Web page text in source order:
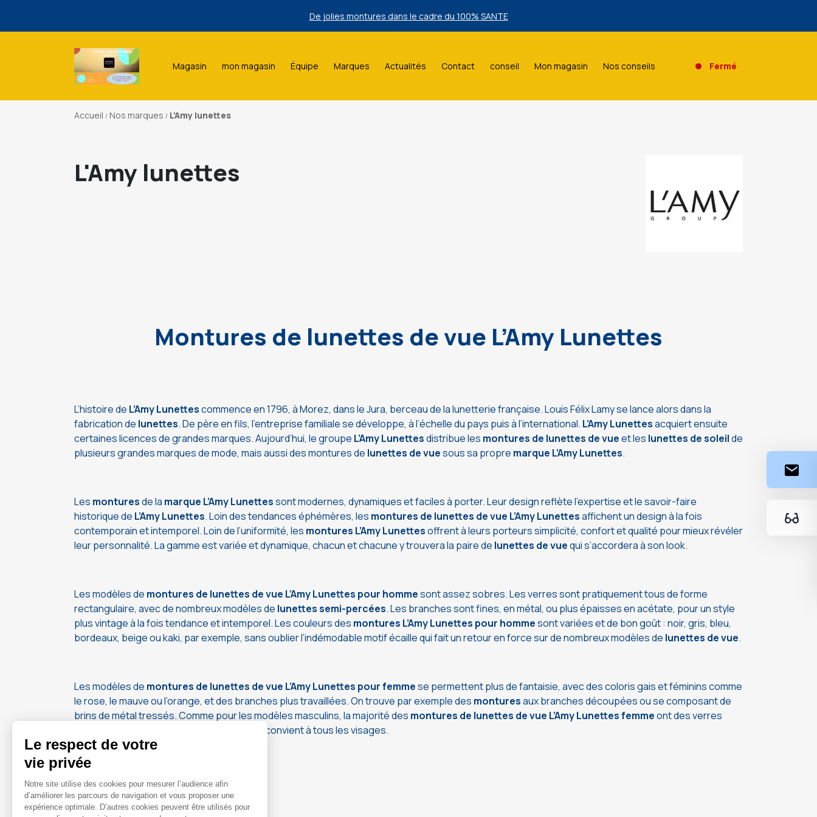
De jolies montures dans le cadre du 100% SANTE
Magasin mon magasin Équipe Marques Actualités Contact conseil Mon magasin Nos conseils Fermé
Accueil Nos marques L'Amy lunettes
L'Amy lunettes
Montures de lunettes de vue L’Amy Lunettes
L’histoire de L’Amy Lunettescommence en 1796, à Morez, dans le Jura, berceau de la lunetterie française. Louis Félix Lamy se lance alors dans la
fabrication de lunettes. De père en fils, l’entreprise familiale se développe, à l’échelle du pays puis à l’international. L’Amy Lunettesacquiert ensuite
certaines licences de grandes marques. Aujourd’hui, le groupe L’Amy Lunettesdistribue les montures de lunettes de vueet les lunettes de soleilde
plusieurs grandes marques de mode, mais aussi des montures de lunettes de vuesous sa propre marque L’Amy Lunettes.
Les monturesde la marque L’Amy Lunettessont modernes, dynamiques et faciles à porter. Leur design reflète l’expertise et le savoir-faire
historique de L’Amy Lunettes. Loin des tendances éphémères, les montures de lunettes de vue L’Amy Lunettesaffichent un design à la fois
contemporain et intemporel. Loin de l’uniformité, les montures L’Amy Lunettesoffrent à leurs porteurs simplicité, confort et qualité pour mieux révéler
leur personnalité. La gamme est variée et dynamique, chacun et chacune y trouvera la paire de lunettes de vuequi s’accordera à son look.
Les modèles de montures de lunettes de vue L’Amy Lunettes pour hommesont assez sobres. Les verres sont pratiquement tous de forme
rectangulaire, avec de nombreux modèles de lunettes semi-percées. Les branches sont fines, en métal, ou plus épaisses en acétate, pour un style
plus vintage à la fois tendance et intemporel. Les couleurs des montures L’Amy Lunettes pour hommesont variées et de bon goût : noir, gris, bleu,
bordeaux, beige ou kaki, par exemple, sans oublier l’indémodable motif écaille qui fait un retour en force sur de nombreux modèles de lunettes de vue.
Les modèles de montures de lunettes de vue L’Amy Lunettes pour femmese permettent plus de fantaisie, avec des coloris gais et féminins comme
le rose, le mauve ou l’orange, et des branches plus travaillées. On trouve par exemple des monturesaux branches découpées ou se composant de
brins de métal tressés. Comme pour les modèles masculins, la majorité des montures de lunettes de vue L’Amy Lunettes femmeont des verres
rectangulaires, une forme intemporelle qui convient à tous les visages.